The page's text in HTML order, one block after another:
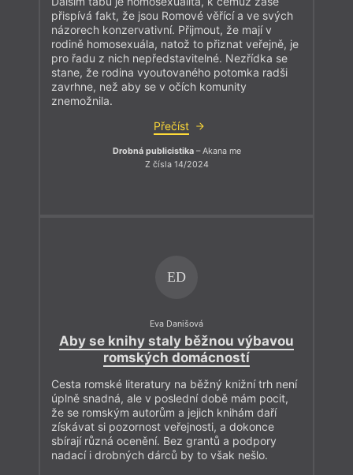
přispívá fakt, že jsou Romové věřící a ve svých
názorech konzervativní. Přijmout, že mají v
rodině homosexuála, natož to přiznat veřejně, je
pro řadu z nich nepředstavitelné. Nezřídka se
stane, že rodina vyoutovaného potomka radši
zavrhne, než aby se v očích komunity
znemožnila.
Přečíst
Drobná publicistika– Akana me
Z čísla 14/2024
ED
Eva Danišová
Aby se knihy staly běžnou výbavou
romských domácností
Cesta romské literatury na běžný knižní trh není
úplně snadná, ale v poslední době mám pocit,
že se romským autorům a jejich knihám daří
získávat si pozornost veřejnosti, a dokonce
sbírají různá ocenění. Bez grantů a podpory
nadací i drobných dárců by to však nešlo.